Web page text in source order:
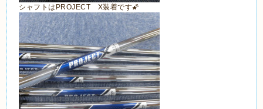
シャフトはPROJECT X装着です🌠